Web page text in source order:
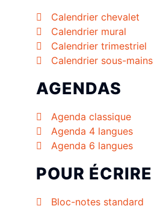
Calendrier chevalet
Calendrier mural
Calendrier trimestriel
Calendrier sous-mains
AGENDAS
Agenda classique
Agenda 4 langues
Agenda 6 langues
POUR ÉCRIRE
Bloc-notes standard